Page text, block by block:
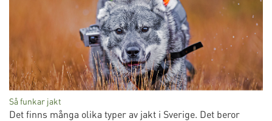
Så funkar jakt
Det finns många olika typer av jakt i Sverige. Det beror